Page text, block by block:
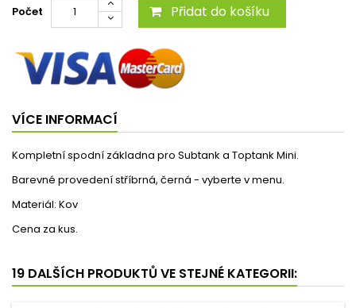
Počet Přidat do košíku
VÍCE INFORMACÍ
Kompletní spodní základna pro Subtank a Toptank Mini.
Barevné provedení stříbrná, černá - vyberte v menu.
Materiál: Kov
Cena za kus.
19 DALŠÍCH PRODUKTŮ VE STEJNÉ KATEGORII: